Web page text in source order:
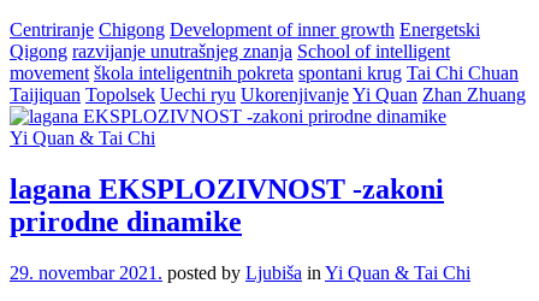
Centriranje Chigong Development of inner growth Energetski
Qigong razvijanje unutrašnjeg znanja School of intelligent
movement škola inteligentnih pokreta spontani krug Tai Chi Chuan
Taijiquan Topolsek Uechi ryu UkorenjivanjeYi Quan Zhan Zhuang
Yi Quan & Tai Chi
lagana EKSPLOZIVNOST -zakoni
prirodne dinamike
29. novembar 2021. posted by Ljubiša in Yi Quan & Tai Chi